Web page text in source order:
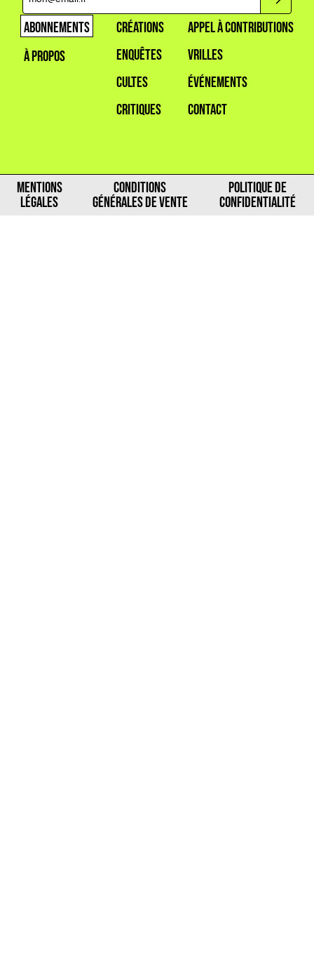
ABONNEMENTS
À PROPOS
CRÉATIONS
ENQUÊTES
CULTES
CRITIQUES
APPEL À CONTRIBUTIONS
VRILLES
ÉVÉNEMENTS
CONTACT
MENTIONS
LÉGALES
CONDITIONS
GÉNÉRALES DE VENTE
POLITIQUE DE
CONFIDENTIALITÉ